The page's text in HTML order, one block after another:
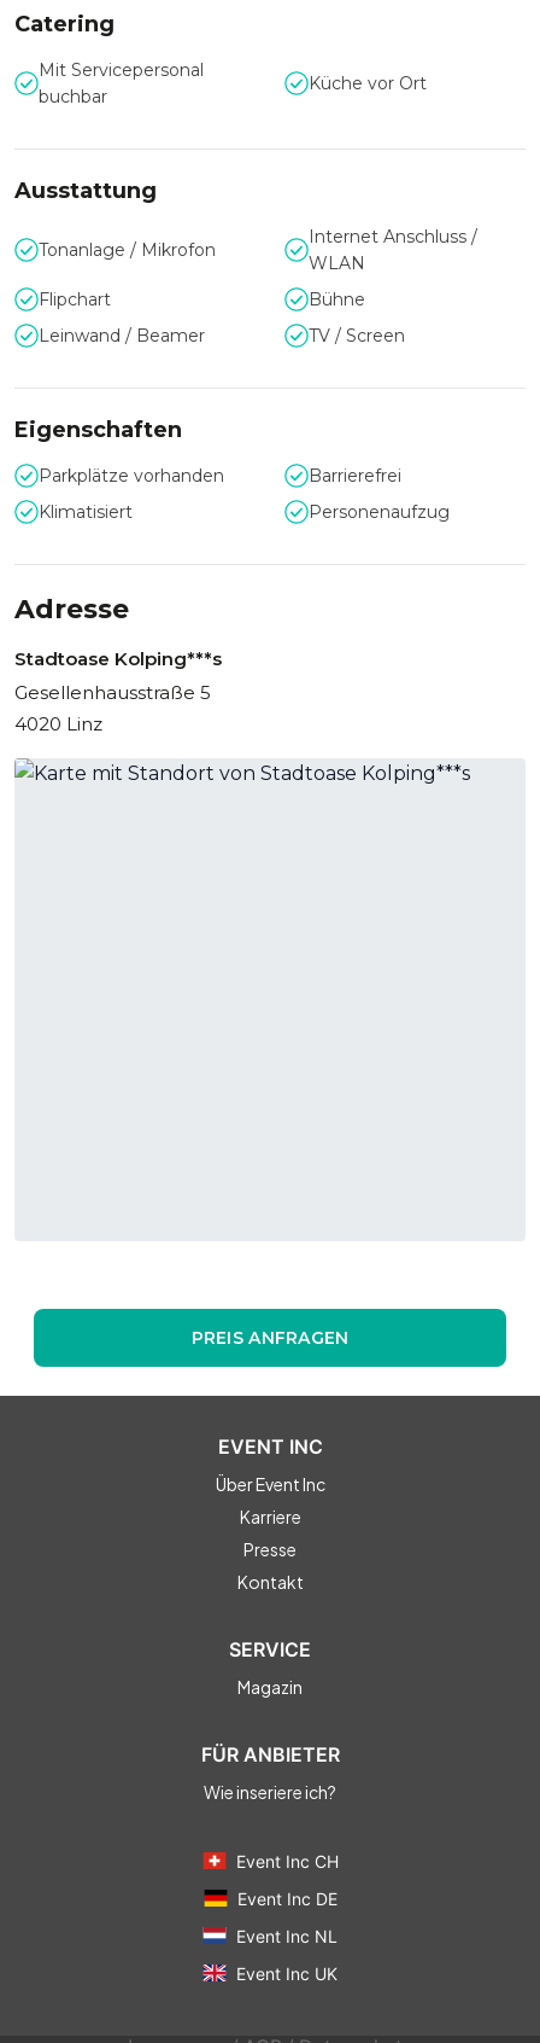
Zentral tagen und nach der Veranstaltung die schöne Stadt
Linz kennenlernen.
Unsere Seminargäste können von unserer Küche vor Ort
mit Servicepersonal oder auch auf Buffetbasis verwöhnt
Gästen zu Füßen. Für mehrtägige Veranstaltungen sind
auch 52 Zimmer im Haus vorhanden.
Copyright der Bilder: ©Celine Daliot/Fredmansky
Catering
Mit Servicepersonal
buchbar
Küche vor Ort
Ausstattung
Tonanlage / Mikrofon
Internet Anschluss /
WLAN
Flipchart
Bühne
Leinwand / Beamer
TV / Screen
Eigenschaften
Parkplätze vorhanden
Barrierefrei
Klimatisiert
Personenaufzug
Adresse
Stadtoase Kolping***s
Gesellenhausstraße 5
4020 Linz
PREIS ANFRAGEN
EVENT INC
Über Event Inc
Karriere
Presse
Kontakt
SERVICE
Magazin
FÜR ANBIETER
Wie inseriere ich?
Event Inc CH
Event Inc DE
Event Inc NL
Event Inc UK